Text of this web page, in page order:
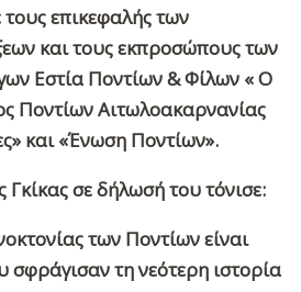
επικεφαλής των
και τους εκπροσώπους των
Εστία Ποντίων & Φίλων « Ο
Ποντίων Αιτωλοακαρνανίας
και «Ένωση Ποντίων».
σε δήλωσή του τόνισε:
των Ποντίων είναι
σφράγισαν τη νεότερη ιστορία